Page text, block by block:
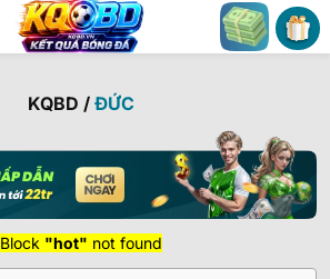
KQBD / ĐỨC
Block "hot" not found